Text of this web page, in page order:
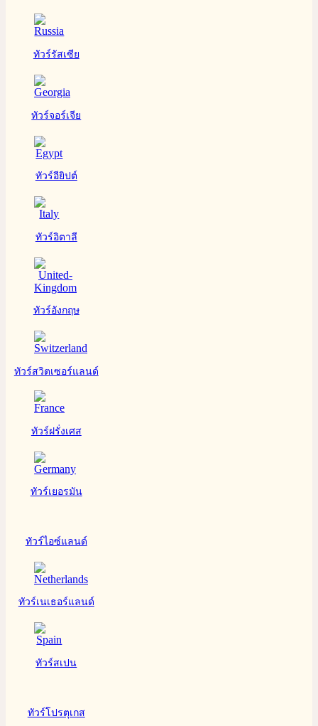
ทัวร์รัสเซีย
ทัวร์จอร์เจีย
ทัวร์อียิปต์
ทัวร์อิตาลี
ทัวร์อังกฤษ
ทัวร์สวิตเซอร์แลนด์
ทัวร์ฝรั่งเศส
ทัวร์เยอรมัน
ทัวร์ไอซ์แลนด์
ทัวร์เนเธอร์แลนด์
ทัวร์สเปน
ทัวร์โปรตุเกส